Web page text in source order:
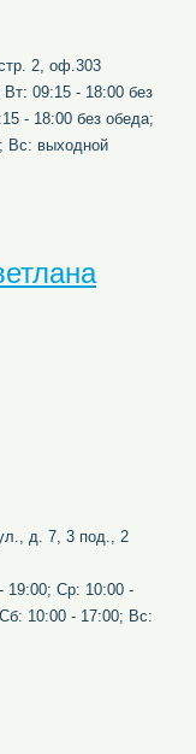
2, оф.303
09:15 - 18:00 без
- 18:00 без обеда;
Вс: выходной
д. 7, 3 под., 2
19:00; Ср: 10:00 -
10:00 - 17:00; Вс: